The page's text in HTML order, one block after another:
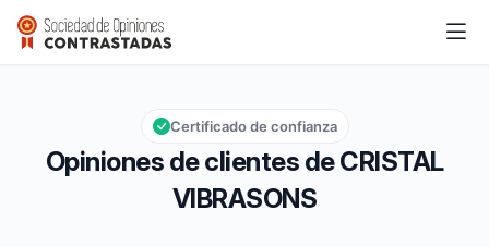
CRISTAL VIBRASONS
Calificación global: 9,9 de 10
9,9/10
Opiniones de clientes de CRISTAL
VIBRASONS
Certificado de confianza